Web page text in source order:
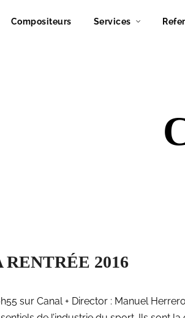
Compositeurs Services
2016
sur Canal + Director : Manuel